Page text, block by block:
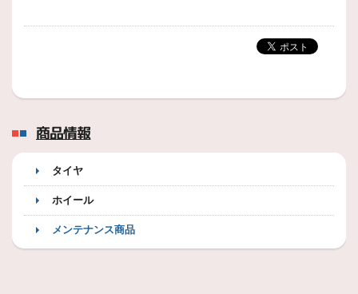
商品情報
タイヤ
ホイール
メンテナンス商品